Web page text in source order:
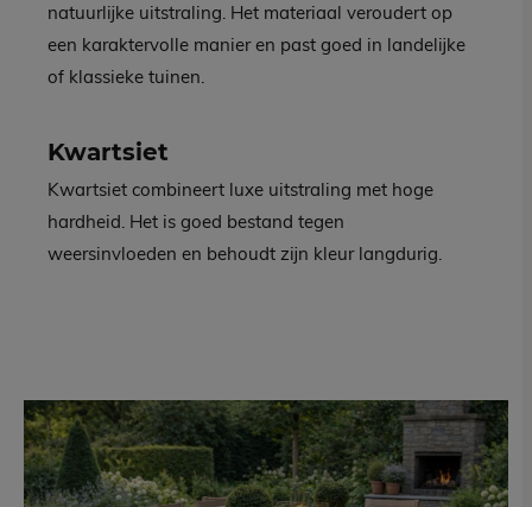
natuurlijke uitstraling. Het materiaal veroudert op
een karaktervolle manier en past goed in landelijke
of klassieke tuinen.
Kwartsiet
Kwartsiet combineert luxe uitstraling met hoge
hardheid. Het is goed bestand tegen
weersinvloeden en behoudt zijn kleur langdurig.